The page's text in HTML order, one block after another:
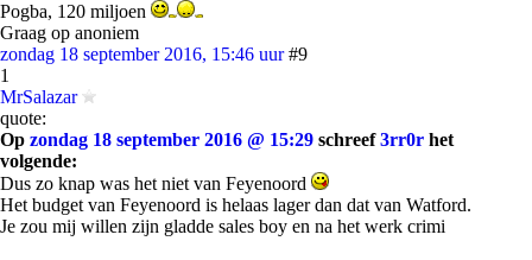
Pogba, 120 miljoen
Graag op anoniem
zondag 18 september 2016, 15:46 uur #9
1
MrSalazar
quote:
Op zondag 18 september 2016 @ 15:29 schreef3rr0r het
volgende:
Dus zo knap was het niet van Feyenoord
Het budget van Feyenoord is helaas lager dan dat van Watford.
Je zou mij willen zijn gladde sales boy en na het werk crimi